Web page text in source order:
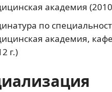
академия (2010
по
академия,
г.)